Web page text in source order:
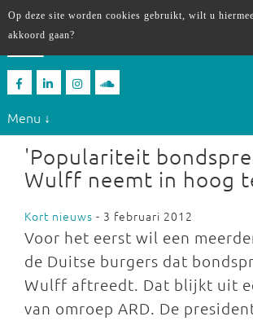
Menu ↓
'Populariteit
Wulff neemt in hoog
Kort nieuws - 3 februari 2012
Voor het eerst wil een
de Duitse burgers dat
Wulff aftreedt. Dat blijkt uit
van omroep ARD. De
Op deze site worden cookies gebruikt, wilt u hiermee
akkoord gaan?